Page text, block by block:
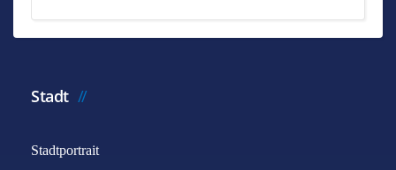
Stadt
Stadtportrait